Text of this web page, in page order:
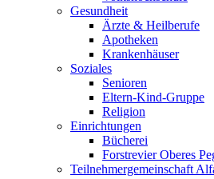
Gesundheit
Ärzte & Heilberufe
Apotheken
Krankenhäuser
Soziales
Senioren
Eltern-Kind-Gruppe
Religion
Einrichtungen
Bücherei
Forstrevier Oberes
Teilnehmergemeinschaft